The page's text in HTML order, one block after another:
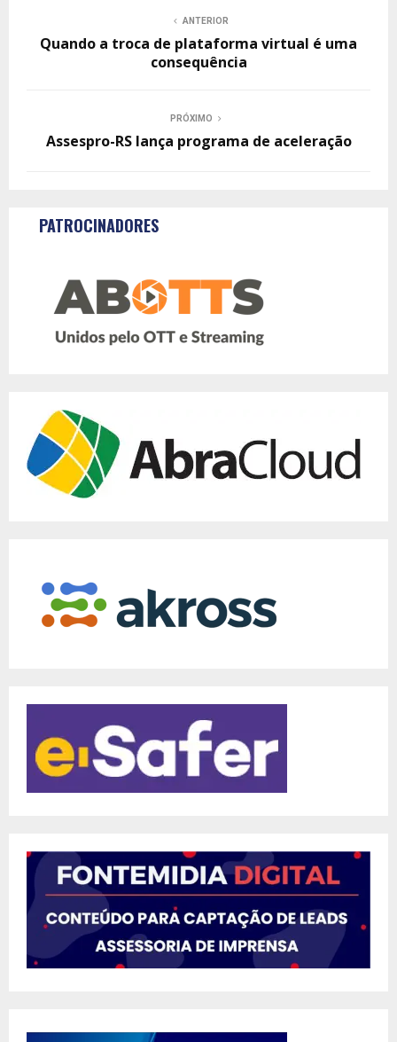
ANTERIOR
Quando a troca de plataforma virtual é uma
consequência
PRÓXIMO
Assespro-RS lança programa de aceleração
PATROCINADORES